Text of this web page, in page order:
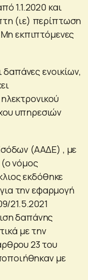
1.1.2020 και
(ιε) περίπτωση
εκπιπτόμενες
ενοικίων,
υπηρεσιών
(ΑΑΔΕ) , με
νόμος
εκδόθηκε
την εφαρμογή
21.5.2021
δαπάνης
με την
23 του
με